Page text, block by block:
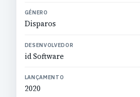
GÉNERO
Disparos
DESENVOLVEDOR
id Software
LANÇAMENTO
2020